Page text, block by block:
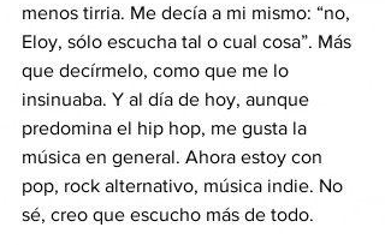
menos tirria. Me decía a mi mismo: “no,
Eloy, sólo escucha tal o cual cosa”. Más
que decírmelo, como que me lo
insinuaba. Y al día de hoy, aunque
predomina el hip hop, me gusta la
música en general. Ahora estoy con
pop, rock alternativo, música indie. No
sé, creo que escucho más de todo.